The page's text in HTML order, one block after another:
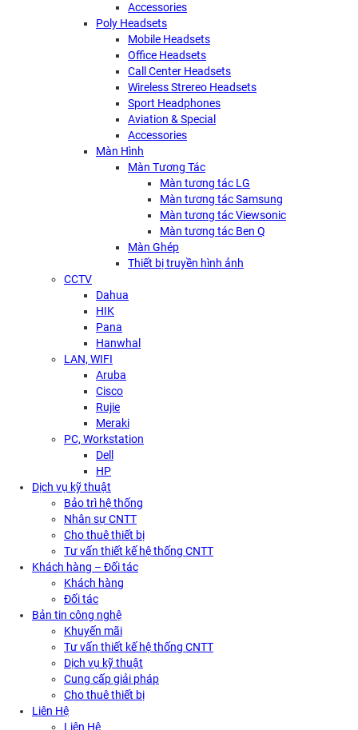
Accessories
Poly Headsets
Mobile Headsets
Office Headsets
Call Center Headsets
Wireless Strereo Headsets
Sport Headphones
Aviation & Special
Accessories
Màn Hình
Màn Tương Tác
Màn tương tác LG
Màn tương tác Samsung
Màn tương tác Viewsonic
Màn tương tác Ben Q
Màn Ghép
Thiết bị truyền hình ảnh
CCTV
Dahua
HIK
Pana
Hanwhal
LAN, WIFI
Aruba
Cisco
Rujie
Meraki
PC, Workstation
Dell
HP
Dịch vụ kỹ thuật
Bảo trì hệ thống
Nhân sự CNTT
Cho thuê thiết bị
Tư vấn thiết kế hệ thống CNTT
Khách hàng – Đối tác
Khách hàng
Đối tác
Bản tin công nghệ
Khuyến mãi
Tư vấn thiết kế hệ thống CNTT
Dịch vụ kỹ thuật
Cung cấp giải pháp
Cho thuê thiết bị
Liên Hệ
Liên Hệ